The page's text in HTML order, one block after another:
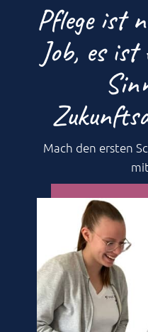
Pflege ist
Job, es
Mach den ersten